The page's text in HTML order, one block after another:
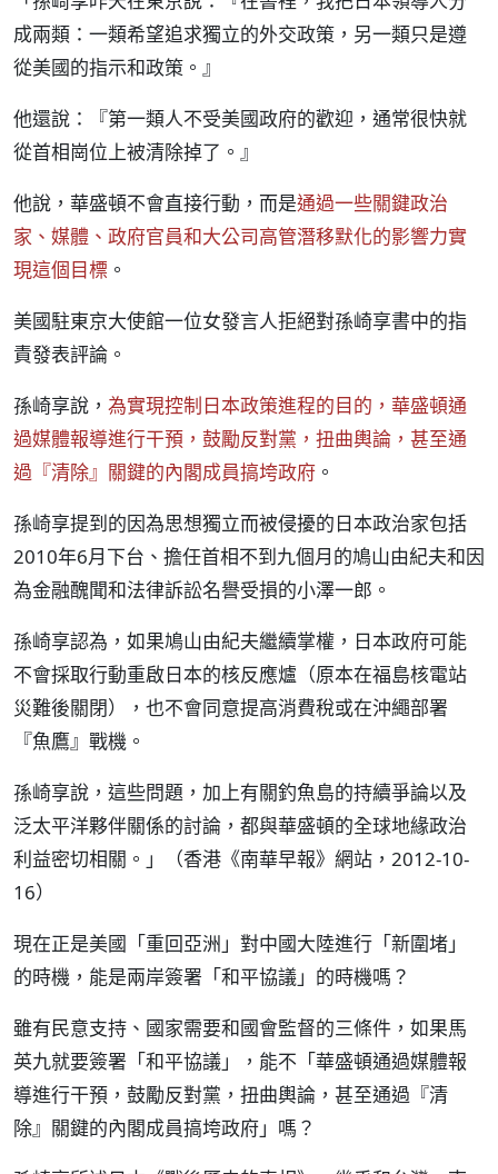
成兩類：一類希望追求獨立的外交政策，另一類只是遵
從美國的指示和政策。』
他還說：『第一類人不受美國政府的歡迎，通常很快就
從首相崗位上被清除掉了。』
他說，華盛頓不會直接行動，而是通過一些關鍵政治
家、媒體、政府官員和大公司高管潛移默化的影響力實
現這個目標 。
美國駐東京大使館一位女發言人拒絕對孫崎享書中的指
責發表評論。
孫崎享說， 為實現控制日本政策進程的目的，華盛頓通
過媒體報導進行干預，鼓勵反對黨，扭曲輿論，甚至通
過『清除』關鍵的內閣成員搞垮政府 。
孫崎享提到的因為思想獨立而被侵擾的日本政治家包括
2010年6月下台、擔任首相不到九個月的鳩山由紀夫和因
為金融醜聞和法律訴訟名譽受損的小澤一郎。
孫崎享認為，如果鳩山由紀夫繼續掌權，日本政府可能
不會採取行動重啟日本的核反應爐（原本在福島核電站
災難後關閉），也不會同意提高消費稅或在沖繩部署
『魚鷹』戰機。
孫崎享說，這些問題，加上有關釣魚島的持續爭論以及
泛太平洋夥伴關係的討論，都與華盛頓的全球地緣政治
利益密切相關。」（香港《南華早報》網站，2012-10-
16）
現在正是美國「重回亞洲」對中國大陸進行「新圍堵」
的時機，能是兩岸簽署「和平協議」的時機嗎？
雖有民意支持、國家需要和國會監督的三條件，如果馬
英九就要簽署「和平協議」，能不「華盛頓通過媒體報
導進行干預，鼓勵反對黨，扭曲輿論，甚至通過『清
除』關鍵的內閣成員搞垮政府」嗎？